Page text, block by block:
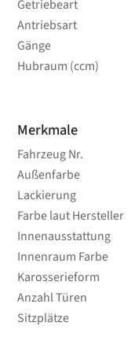
Getriebeart
Antriebsart
Gänge
Hubraum (ccm)
Merkmale
Fahrzeug Nr.
Außenfarbe
Lackierung
Farbe laut Hersteller
Innenausstattung
Innenraum Farbe
Karosserieform
Anzahl Türen
Sitzplätze